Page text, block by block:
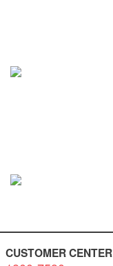
CUSTOMER CENTER